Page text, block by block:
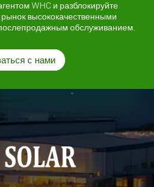
WHC и разблокируйте
высококачественными
обслуживанием.
с нами